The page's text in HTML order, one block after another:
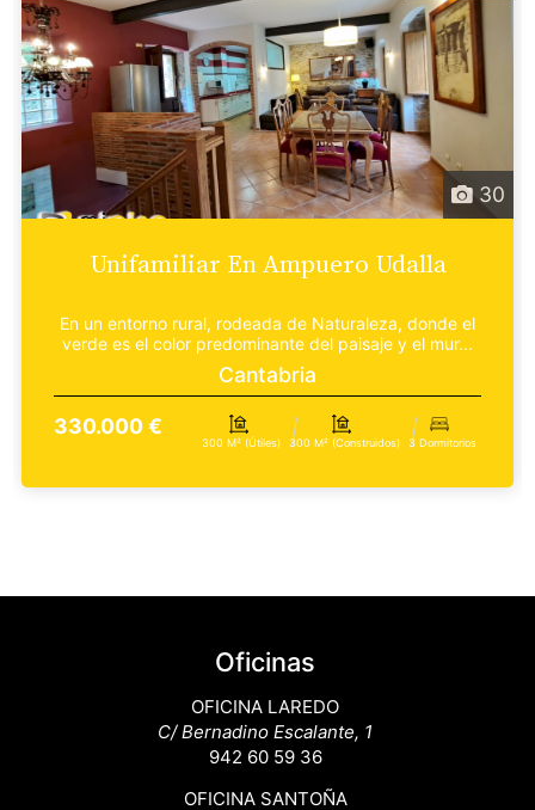
30
Unifamiliar En Ampuero Udalla
En un entorno rural, rodeada de Naturaleza, donde el
verde es el color predominante del paisaje y el mur...
Cantabria
330.000 €
300 M² (útiles) 300 M² (construidos) 3 Dormitorios
Oficinas
OFICINA LAREDO
C/ Bernadino Escalante, 1
942 60 59 36
OFICINA SANTOÑA